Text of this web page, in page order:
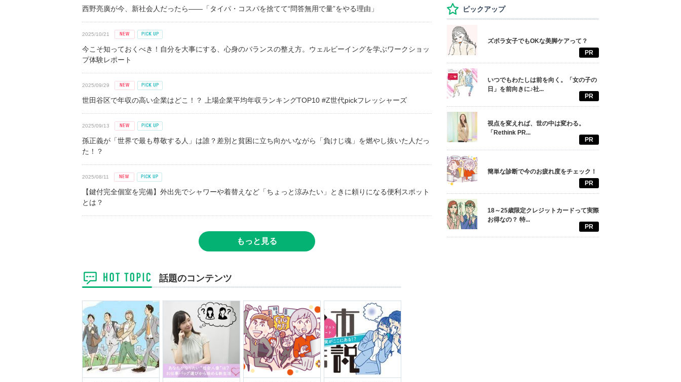
西野亮廣が今、新社会人だったら――「タイパ・コスパを捨てて“問答無用で量”をやる理由」
2025/10/21
今こそ知っておくべき！自分を大事にする、心身のバランスの整え方。ウェルビーイングを学ぶワークショッ
プ体験レポート
2025/09/29
世田谷区で年収の高い企業はどこ！？ 上場企業平均年収ランキングTOP10 #Z世代pickフレッシャーズ
2025/09/13
孫正義が「世界で最も尊敬する人」は誰？差別と貧困に立ち向かいながら「負けじ魂」を燃やし抜いた人だっ
た！？
2025/08/11
【鍵付完全個室を完備】外出先でシャワーや着替えなど「ちょっと涼みたい」ときに頼りになる便利スポット
とは？
もっと見る
話題のコンテンツ
ピックアップ
ズボラ女子でもOKな美脚ケアって？
PR
いつでもわたしは前を向く。「女の子の
日」を前向きに♪社...
PR
視点を変えれば、世の中は変わる。
「Rethink PR...
PR
簡単な診断で今のお疲れ度をチェック！
PR
18～25歳限定クレジットカードって実際
お得なの？ 特...
PR